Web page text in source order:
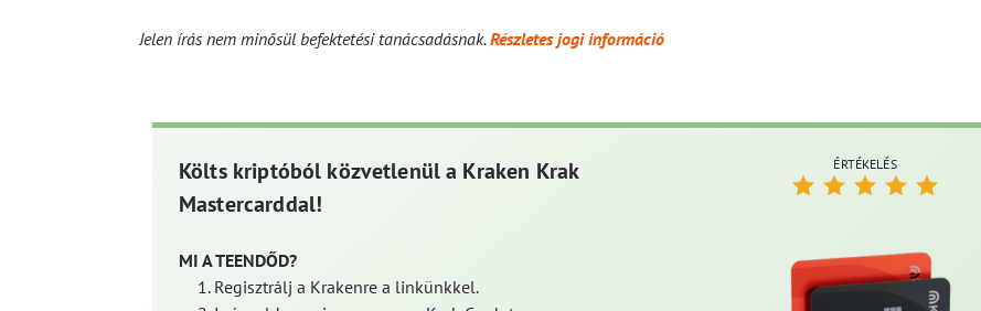
Jelen írás nem minősül befektetési tanácsadásnak.Részletes jogi információ
Költs kriptóból közvetlenül a Kraken Krak
Mastercarddal!
MI A TEENDŐD?
Regisztrálj a Krakenre a linkünkkel.
ÉRTÉKELÉS